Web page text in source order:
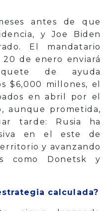
antes de que
y Joe Biden
El mandatario
de enero enviará
de ayuda
$6,000 millones, el
en abril por el
aunque prometida,
tarde: Rusia ha
en el este de
y avanzando
como Donetsk y
calculada?